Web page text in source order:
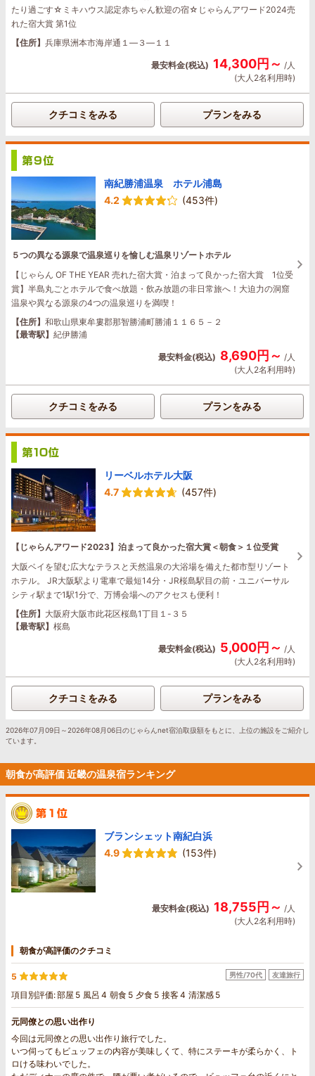
たり過ごす☆ミキハウス認定赤ちゃん歓迎の宿☆じゃらんアワード2024売
れた宿大賞 第1位
【住所】 兵庫県洲本市海岸通１―３―１１
最安料金(税込) 14,300円～ /人
(大人2名利用時)
クチコミをみる プランをみる
南紀勝浦温泉 ホテル浦島
4.2
(453件)
５つの異なる源泉で温泉巡りを愉しむ温泉リゾートホテル
【じゃらん OF THE YEAR 売れた宿大賞・泊まって良かった宿大賞 1位受
賞】半島丸ごとホテルで食べ放題・飲み放題の非日常旅へ！大迫力の洞窟
温泉や異なる源泉の4つの温泉巡りを満喫！
【住所】 和歌山県東牟婁郡那智勝浦町勝浦１１６５－２
【最寄駅】 紀伊勝浦
最安料金(税込) 8,690円～ /人
(大人2名利用時)
クチコミをみる プランをみる
リーベルホテル大阪
4.7
(457件)
【じゃらんアワード2023】泊まって良かった宿大賞＜朝食＞１位受賞
大阪ベイを望む広大なテラスと天然温泉の大浴場を備えた都市型リゾート
ホテル。 JR大阪駅より電車で最短14分・JR桜島駅目の前・ユニバーサル
シティ駅まで1駅1分で、万博会場へのアクセスも便利！
【住所】 大阪府大阪市此花区桜島1丁目１-３５
【最寄駅】 桜島
最安料金(税込) 5,000円～ /人
(大人2名利用時)
クチコミをみる プランをみる
2026年07月09日～2026年08月06日のじゃらんnet宿泊取扱額をもとに、上位の施設をご紹介し
ています。
朝食が高評価 近畿の温泉宿ランキング
ブランシェット南紀白浜
4.9
(153件)
最安料金(税込) 18,755円～ /人
(大人2名利用時)
朝食が高評価のクチコミ
5
項目別評価:部屋 5 風呂 4 朝食 5 夕食 5 接客4 清潔感 5
男性/70代 友達旅行
元同僚との思い出作り
今回は元同僚との思い出作り旅行でした。
いつ伺ってもビュッフェの内容が美味しくて、特にステーキが柔らかく、ト
ロける味わいでした。